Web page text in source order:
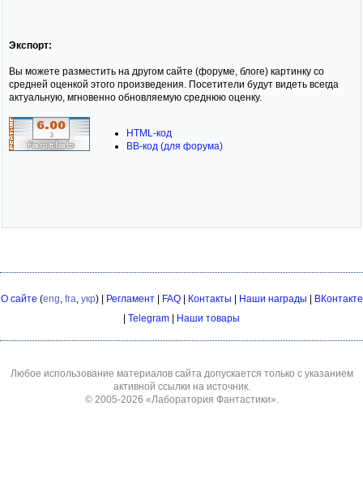
Экспорт:
Вы можете разместить на другом сайте (форуме, блоге) картинку со
средней оценкой этого произведения. Посетители будут видеть всегда
актуальную, мгновенно обновляемую среднюю оценку.
HTML-код
BB-код (для форума)
О сайте (eng fra укр) | Регламент| FAQ| Контакты | Наши награды | ВКонтакте
| Telegram | Наши товары
Любое использование материалов сайта допускается только с указанием
активной ссылки на источник.
© 2005-2026 «Лаборатория Фантастики»